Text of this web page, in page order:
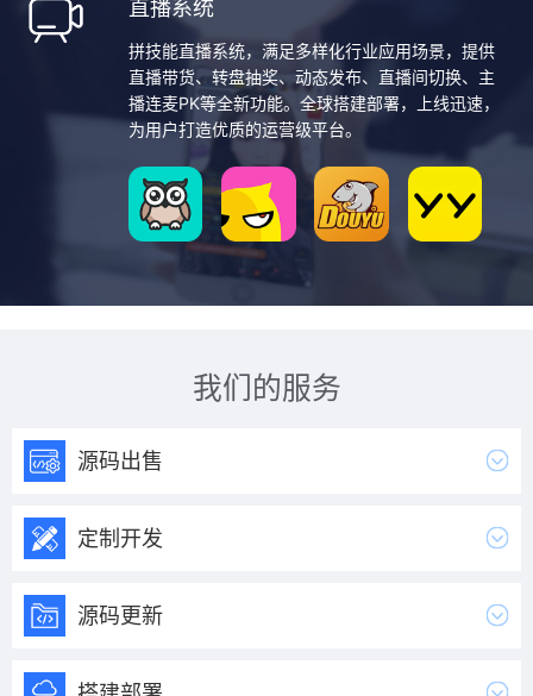
直播系统
拼技能直播系统，满足多样化行业应用场景，提供
直播带货、转盘抽奖、动态发布、直播间切换、主
播连麦PK等全新功能。全球搭建部署，上线迅速，
为用户打造优质的运营级平台。
我们的服务
源码出售
定制开发
源码更新